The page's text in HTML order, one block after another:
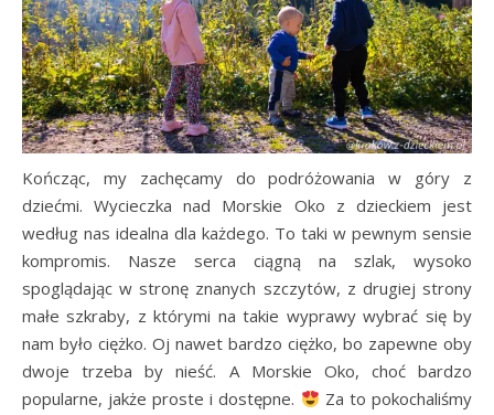
Kończąc, my zachęcamy do podróżowania w góry z
dziećmi. Wycieczka nad Morskie Oko z dzieckiem jest
według nas idealna dla każdego. To taki w pewnym sensie
kompromis. Nasze serca ciągną na szlak, wysoko
spoglądając w stronę znanych szczytów, z drugiej strony
małe szkraby, z którymi na takie wyprawy wybrać się by
nam było ciężko. Oj nawet bardzo ciężko, bo zapewne oby
dwoje trzeba by nieść. A Morskie Oko, choć bardzo
popularne, jakże proste i dostępne.
Za to pokochaliśmy